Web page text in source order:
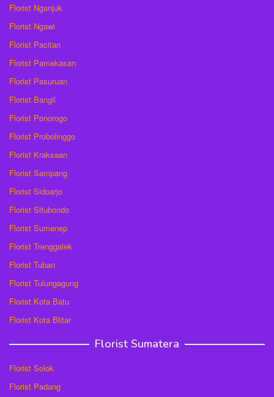
Florist Nganjuk
Florist Ngawi
Florist Pacitan
Florist Pamekasan
Florist Pasuruan
Florist Bangil
Florist Ponorogo
Florist Probolinggo
Florist Kraksaan
Florist Sampang
Florist Sidoarjo
Florist Situbondo
Florist Sumenep
Florist Trenggalek
Florist Tuban
Florist Tulungagung
Florist Kota Batu
Florist Kota Blitar
Florist Sumatera
Florist Solok
Florist Padang